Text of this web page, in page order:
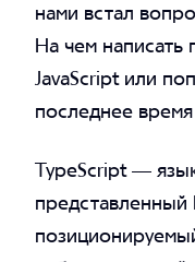
нами встал
На чем
JavaScript или
последнее
TypeScript —
представленный